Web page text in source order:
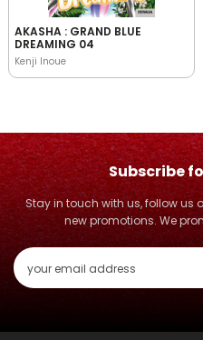
AKASHA : GRAND BLUE
DREAMING 04
Kenji Inoue
Subscribe
Stay in touch with us, follow
new promotions. We